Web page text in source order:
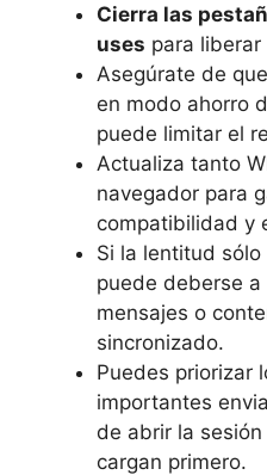
Cierra las
uses para liberar
Asegúrate de
en modo ahorro
puede limitar el
Actualiza tanto
navegador para
compatibilidad y
Si la lentitud
puede deberse
mensajes o
sincronizado.
Puedes priorizar
importantes
de abrir la
cargan primero.